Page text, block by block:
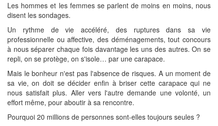
Les hommes et les femmes se parlent de moins en moins, nous
disent les sondages.
Un rythme de vie accéléré, des ruptures dans sa vie
professionnelle ou affective, des déménagements, tout concours
à nous séparer chaque fois davantage les uns des autres. On se
repli, on se protège, on s'isole… par une carapace.
Mais le bonheur n'est pas l'absence de risques. A un moment de
sa vie, on doit se décider enfin à briser cette carapace qui ne
nous satisfait plus. Aller vers l'autre demande une volonté, un
effort même, pour aboutir à sa rencontre.
Pourquoi 20 millions de personnes sont-elles toujours seules ?